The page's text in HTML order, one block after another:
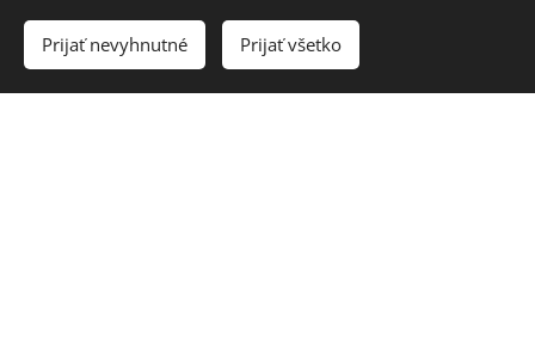
Prijať nevyhnutné Prijať všetko